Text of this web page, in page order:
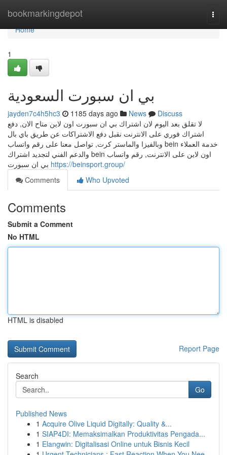
bookmarkingdepot
Home
Home
1
بي ان سبورت السعودية
jayden7c4h5hc3 1185 days ago News
Discuss
لا تقلق بعد اليوم لان اشتراك بي ان سبورت اون لاين متاح الان, دفع
اشتراك فوري على الانترنت نقبل دفع الاشتراكات عن طريق باي بال
وبالفيزا والماستر كرت, تواصل معنا على رقم واتساب bein خدمة العملاء
والدعم الفني لتجديد اشتراك bein اون لاين على الانترنت, رقم واتساب
https://beinsport.group/
Comments
Who Upvoted
Comments
Submit a Comment
No HTML
HTML is disabled
Report Page
Search
Go
Published News
1 Acquire Olive Liquid Digitally: Quality &...
1 SIAP4DI: Memaksimalkan Produktivitas Pengada...
1 Elangwin: Digitalisasi Online untuk Bisnis Kecil